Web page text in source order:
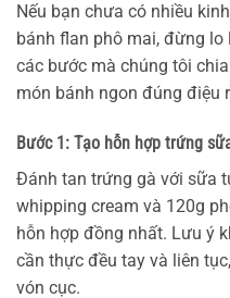
Nếu bạn chưa có nhiều
bánh flan phô mai, đừng lo
các bước mà chúng tôi
món bánh ngon đúng điệu
Bước 1: Tạo hỗn hợp trứng
Đánh tan trứng gà với sữa
whipping cream và 120g
hỗn hợp đồng nhất. Lưu ý
cần thực đều tay và liên
vón cục.